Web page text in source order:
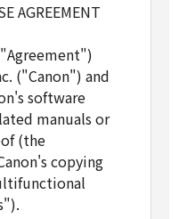
AGREEMENT
("Canon") and
software
manuals or
(the
copying